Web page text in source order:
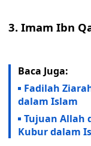
3. Imam Ibn
Baca Juga:
Fadilah
dalam Islam
Tujuan Allah
Kubur dalam